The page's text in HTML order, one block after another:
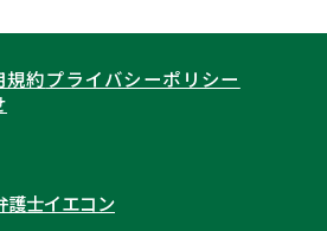
青森県
宮城県
神奈川県
群馬県
山梨県
京都府
遺産分割
成年後見・任意後見
規約プライバシーポリシー
護士イエコン